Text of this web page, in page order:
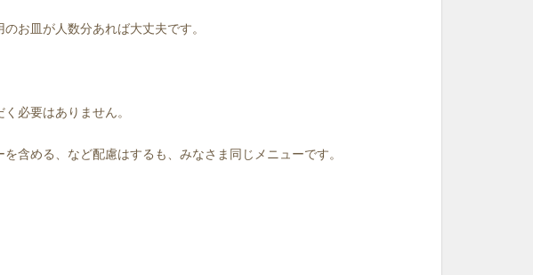
お皿が人数分あれば大丈夫です。
必要はありません。
含める、など配慮はするも、みなさま同じメニューです。